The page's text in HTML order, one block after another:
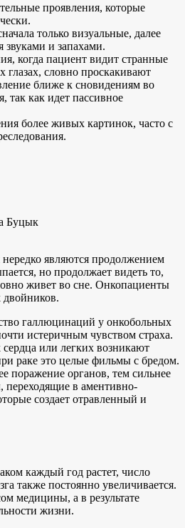
проявления, которые
только визуальные, далее
и запахами.
когда пациент видит странные
глазах, словно проскакивают
ближе к сновидениям во
так как идет пассивное
более живых картинок, часто с
Буцык
являются продолжением
но продолжает видеть то,
живет во сне. Онкопациенты
двойников.
галлюцинаций у онкобольных
истеричным чувством страха.
или легких возникают
раке это целые фильмы с бредом.
поражение органов, тем сильнее
переходящие в аментивно-
создает отравленный и
каждый год растет, число
также постоянно увеличивается.
медицины, а в результате
жизни.